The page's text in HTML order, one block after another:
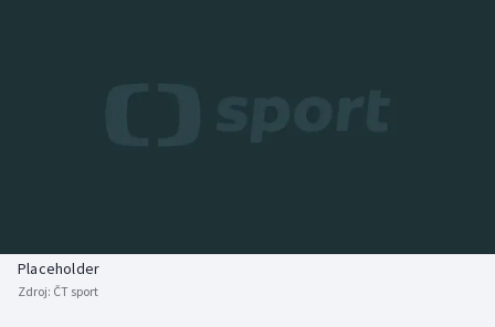
Biatlon
Aplikace ČT sport
Placeholder
Zdroj: ČT sport